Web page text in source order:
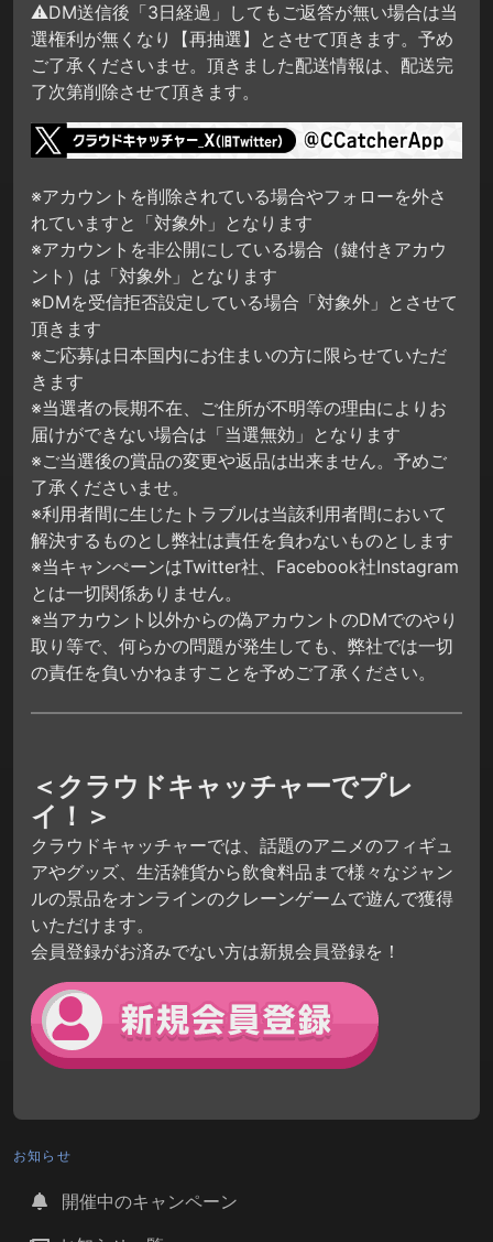
⚠DM送信後「3日経過」してもご返答が無い場合は当
選権利が無くなり【再抽選】とさせて頂きます。予め
ご了承くださいませ。頂きました配送情報は、配送完
了次第削除させて頂きます。
※アカウントを削除されている場合やフォローを外さ
れていますと「対象外」となります
※アカウントを非公開にしている場合（鍵付きアカウ
ント）は「対象外」となります
※DMを受信拒否設定している場合「対象外」とさせて
頂きます
※ご応募は日本国内にお住まいの方に限らせていただ
きます
※当選者の長期不在、ご住所が不明等の理由によりお
届けができない場合は「当選無効」となります
※ご当選後の賞品の変更や返品は出来ません。予めご
了承くださいませ。
※利用者間に生じたトラブルは当該利用者間において
解決するものとし弊社は責任を負わないものとします
※当キャンぺーンはTwitter社、Facebook社Instagram
とは一切関係ありません。
※当アカウント以外からの偽アカウントのDMでのやり
取り等で、何らかの問題が発生しても、弊社では一切
の責任を負いかねますことを予めご了承ください。
＜クラウドキャッチャーでプレ
イ！＞
クラウドキャッチャーでは、話題のアニメのフィギュ
アやグッズ、生活雑貨から飲食料品まで様々なジャン
ルの景品をオンラインのクレーンゲームで遊んで獲得
いただけます。
会員登録がお済みでない方は新規会員登録を！
お知らせ
開催中のキャンペーン